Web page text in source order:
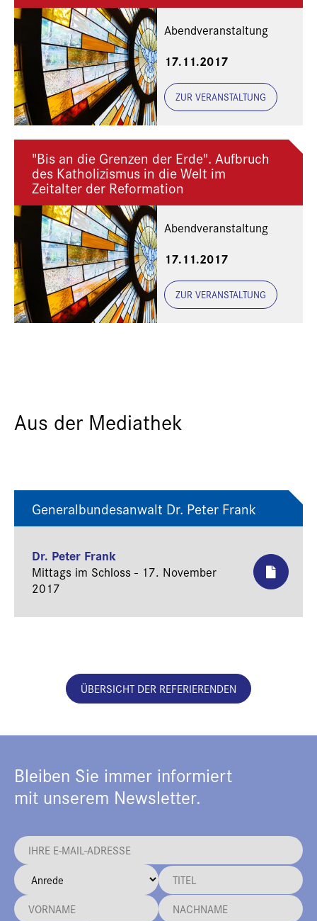
Abendveranstaltung
17.11.2017
ZUR VERANSTALTUNG
"Bis an die Grenzen der Erde". Aufbruch
des Katholizismus in die Welt im
Zeitalter der Reformation
Abendveranstaltung
17.11.2017
ZUR VERANSTALTUNG
Aus der Mediathek
Generalbundesanwalt Dr. Peter Frank
Dr. Peter Frank
Mittags im Schloss - 17. November
2017
ÜBERSICHT DER REFERIERENDEN
Bleiben Sie immer informiert
mit unserem Newsletter.